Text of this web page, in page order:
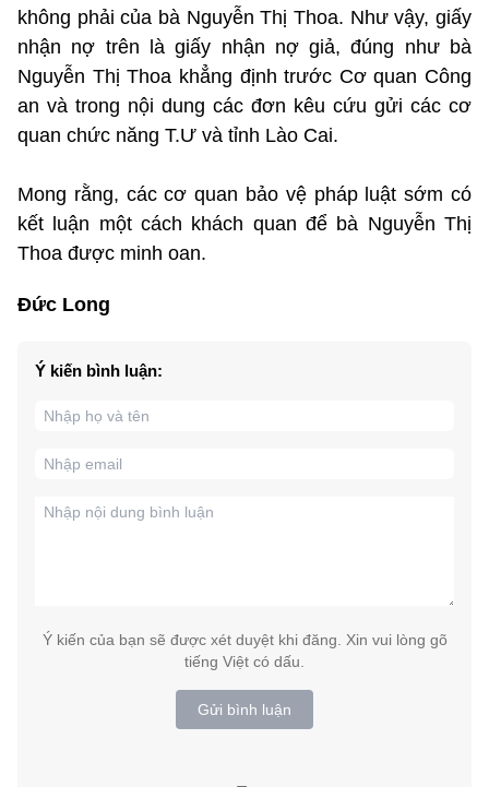
không phải của bà Nguyễn Thị Thoa. Như vậy, giấy
nhận nợ trên là giấy nhận nợ giả, đúng như bà
Nguyễn Thị Thoa khẳng định trước Cơ quan Công
an và trong nội dung các đơn kêu cứu gửi các cơ
quan chức năng T.Ư và tỉnh Lào Cai.
Mong rằng, các cơ quan bảo vệ pháp luật sớm có
kết luận một cách khách quan để bà Nguyễn Thị
Thoa được minh oan.
Đức Long
Ý kiến bình luận:
Ý kiến của bạn sẽ được xét duyệt khi đăng. Xin vui lòng gõ
tiếng Việt có dấu.
Gửi bình luận